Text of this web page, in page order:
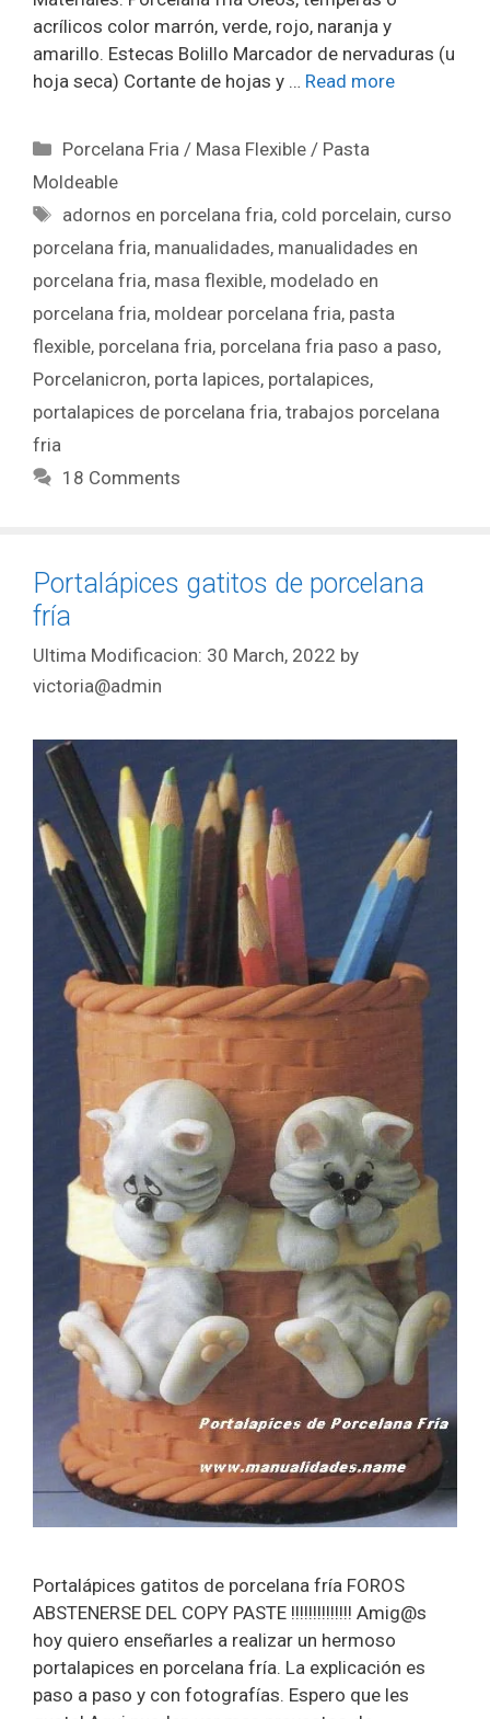
acrílicos color marrón, verde, rojo, naranja y
amarillo. Estecas Bolillo Marcador de nervaduras (u
hoja seca) Cortante de hojas y … Read more
Porcelana Fria / Masa Flexible / Pasta
Moldeable
adornos en porcelana fria, cold porcelain, curso
porcelana fria, manualidades, manualidades en
porcelana fria, masa flexible, modelado en
porcelana fria, moldear porcelana fria, pasta
flexible, porcelana fria, porcelana fria paso a paso,
Porcelanicron, porta lapices, portalapices,
portalapices de porcelana fria, trabajos porcelana
fria
18 Comments
Portalápices gatitos de porcelana
fría
30 March, 2022 by
victoria@admin
Portalápices gatitos de porcelana fría FOROS
ABSTENERSE DEL COPY PASTE !!!!!!!!!!!!!! Amig@s
hoy quiero enseñarles a realizar un hermoso
portalapices en porcelana fría. La explicación es
paso a paso y con fotografías. Espero que les